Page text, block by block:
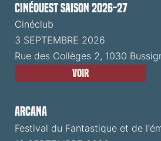
CinéOuest Saison 2026-27
Cinéclub
3 SEPTEMBRE 2026
Rue des Collèges 2, 1030
Voir
ARCANA
Festival du Fantastique et de